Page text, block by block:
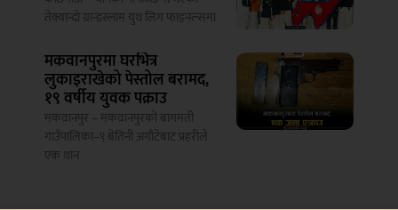
तेक्वान्दो ग्रान्डस्लाम युथ लिग फाइनल्समा
मकवानपुरमा घरभित्र
लुकाइराखेको पेस्तोल बरामद,
१९ वर्षीय युवक पक्राउ
मकवानपुर – मकवानपुरको बागमती
गाउँपालिका–९ बेतिनी अगौटेबाट प्रहरीले
एक थान